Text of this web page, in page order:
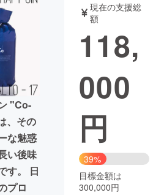
ガジェット
書籍・雑誌
業 チャレンジ
域活性化
Good
CAMPFIRE Creation
と納税machi-ya コミュニティ
"Co-
、その
な魅惑
い後味
す。 日
プロ
現在の支援総
額
118,
000
円
39%
目標金額は
300,000円